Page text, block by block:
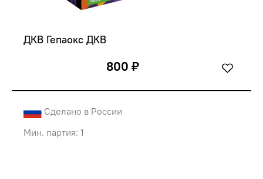
ДКВ Гепаокс ДКВ
800 ₽
Сделано в России
Мин. партия: 1